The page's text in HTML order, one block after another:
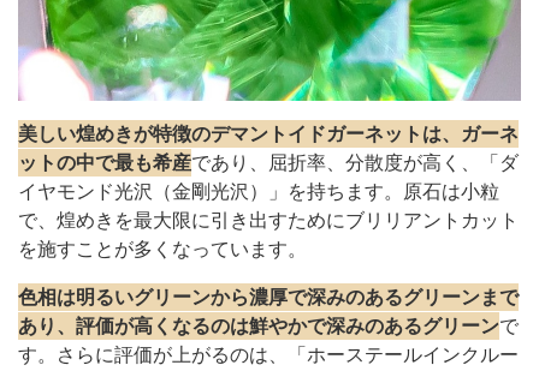
美しい煌めきが特徴のデマントイドガーネットは、ガーネ
ットの中で最も希産であり、屈折率、分散度が高く、「ダ
イヤモンド光沢（金剛光沢）」を持ちます。原石は小粒
で、煌めきを最大限に引き出すためにブリリアントカット
を施すことが多くなっています。
色相は明るいグリーンから濃厚で深みのあるグリーンまで
あり、評価が高くなるのは鮮やかで深みのあるグリーンで
す。さらに評価が上がるのは、「ホーステールインクルー